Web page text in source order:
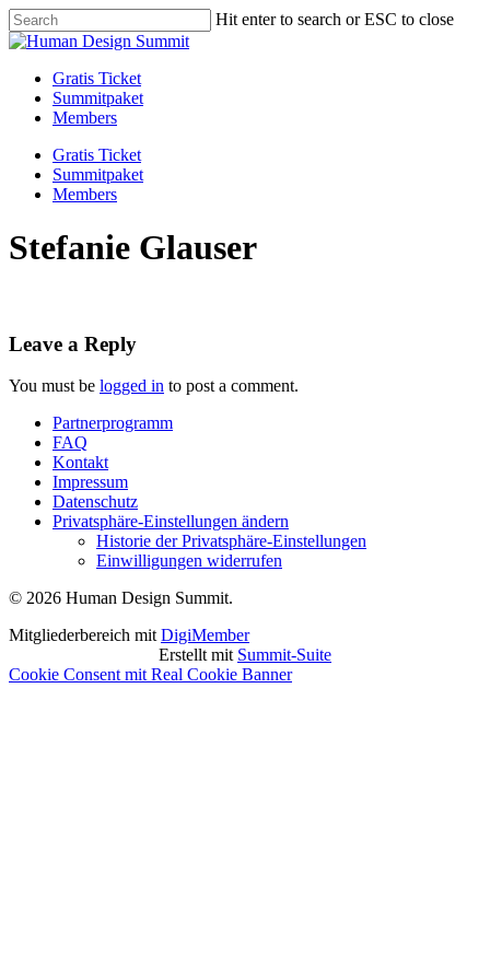
Skip
to
content
Hit enter to search or ESC to close
Close
Menu
Gratis Ticket
Summitpaket
Members
Gratis Ticket
Summitpaket
Members
Stefanie Glauser
Leave a Reply
You must be logged in to post a comment.
Partnerprogramm
FAQ
Kontakt
Impressum
Datenschutz
Privatsphäre-Einstellungen ändern
Historie der Privatsphäre-Einstellungen
Einwilligungen widerrufen
© 2026 Human Design Summit.
Mitgliederbereich mit DigiMember
Erstellt mit Summit-Suite
Cookie Consent mit Real Cookie Banner